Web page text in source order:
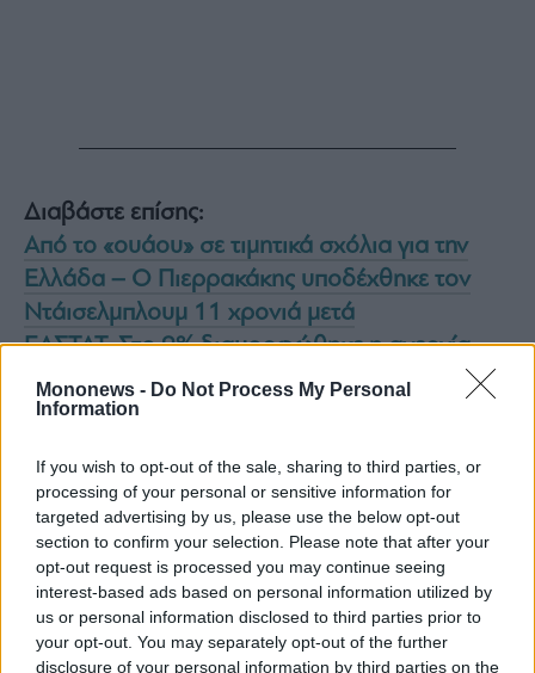
Mononews - Do Not Process My Personal
Information
If you wish to opt-out of the sale, sharing to third parties, or
processing of your personal or sensitive information for
targeted advertising by us, please use the below opt-out
section to confirm your selection. Please note that after your
opt-out request is processed you may continue seeing
interest-based ads based on personal information utilized by
us or personal information disclosed to third parties prior to
your opt-out. You may separately opt-out of the further
disclosure of your personal information by third parties on the
Διαβάστε επίσης:
Από το «ουάου» σε τιμητικά σχόλια για την
Ελλάδα – Ο Πιερρακάκης υποδέχθηκε τον
Ντάισελμπλουμ 11 χρονιά μετά
ΕΛΣΤΑΤ: Στο 9% διαμορφώθηκε η ανεργία
τον Μάρτιο
Kick-off του έργου AGRILABS και εγκαίνια του
παρουσία του Υπουργού Ανάπτυξης Τάκη
Θεοδωρικάκου